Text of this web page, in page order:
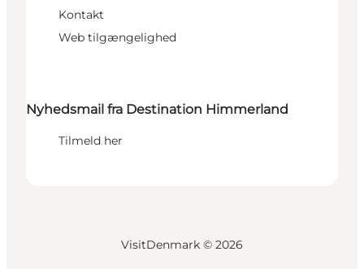
Kontakt
Web tilgængelighed
Nyhedsmail fra Destination Himmerland
Tilmeld her
VisitDenmark © 2026